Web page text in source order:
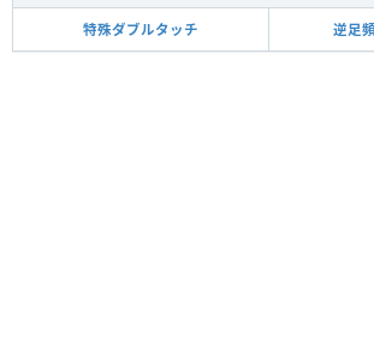
特殊ダブルタッチ 逆足